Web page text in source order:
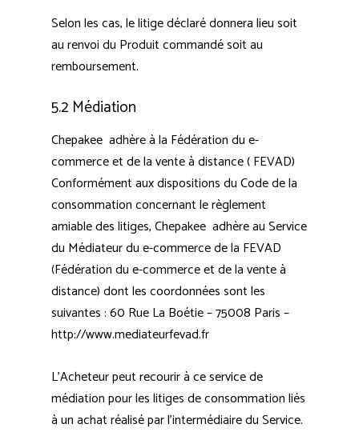
Selon les cas, le litige déclaré donnera lieu soit
au renvoi du Produit commandé soit au
remboursement.
5.2 Médiation
Chepakee adhère à la Fédération du e-
commerce et de la vente à distance ( FEVAD)
Conformément aux dispositions du Code de la
consommation concernant le règlement
amiable des litiges, Chepakee adhère au Service
du Médiateur du e-commerce de la FEVAD
(Fédération du e-commerce et de la vente à
distance) dont les coordonnées sont les
suivantes : 60 Rue La Boétie – 75008 Paris –
http://www.mediateurfevad.fr
L’Acheteur peut recourir à ce service de
médiation pour les litiges de consommation liés
à un achat réalisé par l’intermédiaire du Service.